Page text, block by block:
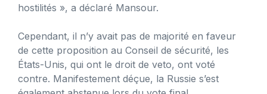
hostilités », a déclaré Mansour.
Cependant, il n’y avait pas de majorité en faveur
de cette proposition au Conseil de sécurité, les
États-Unis, qui ont le droit de veto, ont voté
contre. Manifestement déçue, la Russie s’est